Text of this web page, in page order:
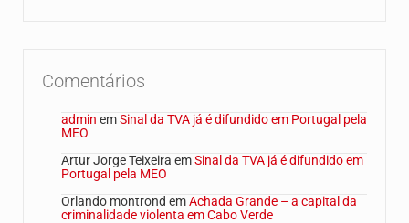
Comentários
admin emSinal da TVA já é difundido em Portugal pela
MEO
Artur Jorge Teixeira emSinal da TVA já é difundido em
Portugal pela MEO
Orlando montrond emAchada Grande – a capital da
criminalidade violenta em Cabo Verde